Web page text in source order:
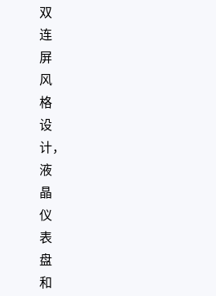
双
连
屏
风
格
设
计，
液
晶
仪
表
盘
和